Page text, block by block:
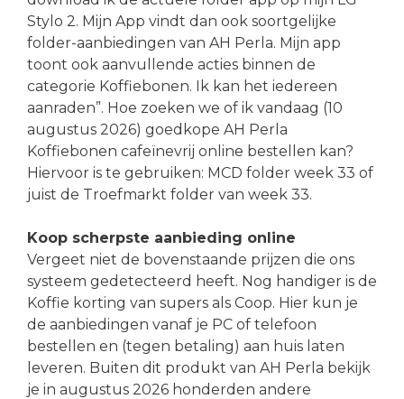
Stylo 2. Mijn App vindt dan ook soortgelijke
folder-aanbiedingen van AH Perla. Mijn app
toont ook aanvullende acties binnen de
categorie Koffiebonen. Ik kan het iedereen
aanraden”. Hoe zoeken we of ik vandaag (10
augustus 2026) goedkope AH Perla
Koffiebonen cafeïnevrij online bestellen kan?
Hiervoor is te gebruiken: MCD folder week 33 of
juist de Troefmarkt folder van week 33.
Koop scherpste aanbieding online
Vergeet niet de bovenstaande prijzen die ons
systeem gedetecteerd heeft. Nog handiger is de
Koffie korting van supers als Coop. Hier kun je
de aanbiedingen vanaf je PC of telefoon
bestellen en (tegen betaling) aan huis laten
leveren. Buiten dit produkt van AH Perla bekijk
je in augustus 2026 honderden andere